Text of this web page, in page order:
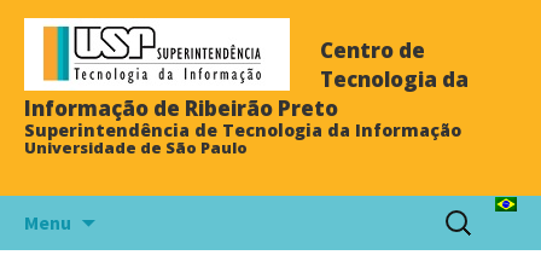
Centro de
Tecnologia da
Informação de Ribeirão Preto
Superintendência de Tecnologia da Informação
Universidade de São Paulo
Menu